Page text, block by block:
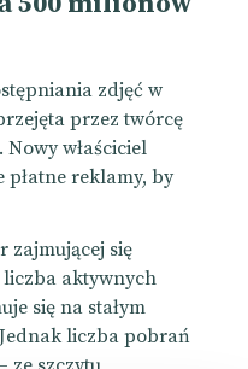
zdjęć w
przez twórcę
właściciel
reklamy, by
zajmującej się
aktywnych
się na stałym
liczba pobrań